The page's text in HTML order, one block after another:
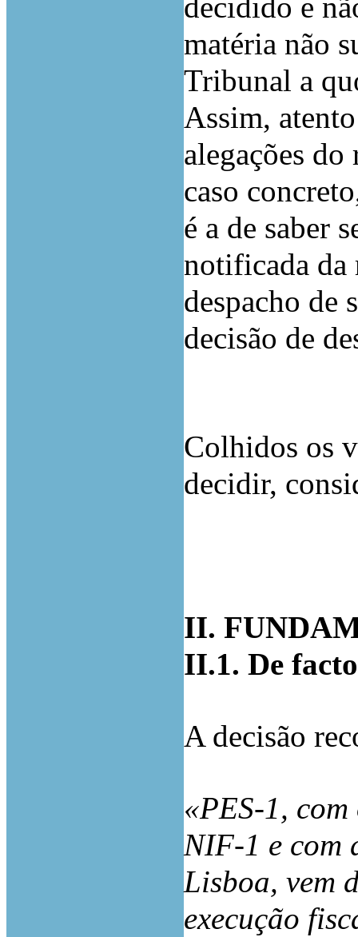
decidido e
matéria não
Tribunal a
Assim,
alegações
caso
é a de saber
notificada da
despacho de
decisão de
Colhidos os
decidir,
II.
II.1. De facto
A decisão
«PES-1,
NIF-1 e
Lisboa, vem
execução